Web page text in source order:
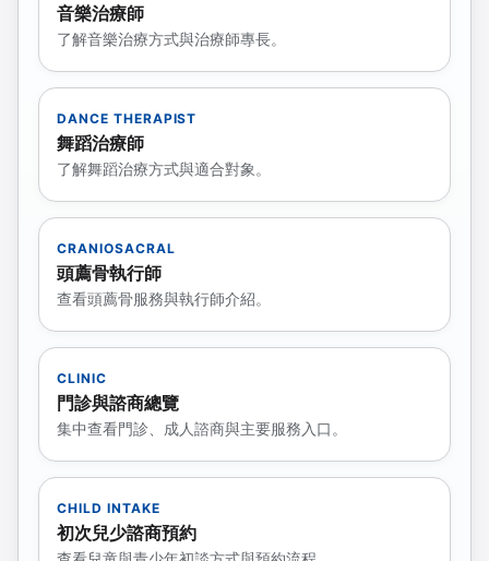
音樂治療師
了解音樂治療方式與治療師專長。
DANCE THERAPIST
舞蹈治療師
了解舞蹈治療方式與適合對象。
CRANIOSACRAL
頭薦骨執行師
查看頭薦骨服務與執行師介紹。
CLINIC
門診與諮商總覽
集中查看門診、成人諮商與主要服務入口。
CHILD INTAKE
初次兒少諮商預約